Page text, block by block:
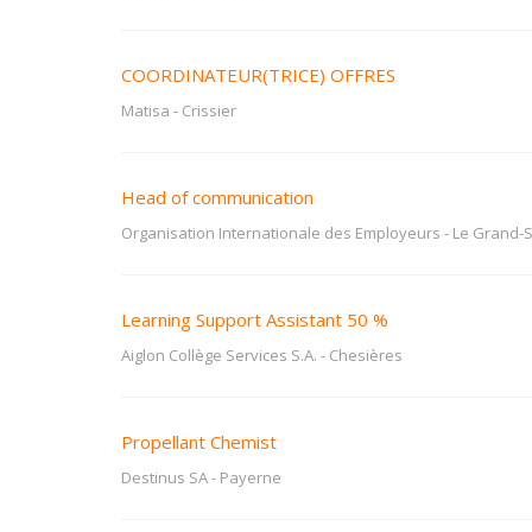
COORDINATEUR(TRICE) OFFRES
Matisa - Crissier
Head of communication
Organisation Internationale des Employeurs - Le Grand-
Learning Support Assistant 50 %
Aiglon Collège Services S.A. - Chesières
Propellant Chemist
Destinus SA- Payerne